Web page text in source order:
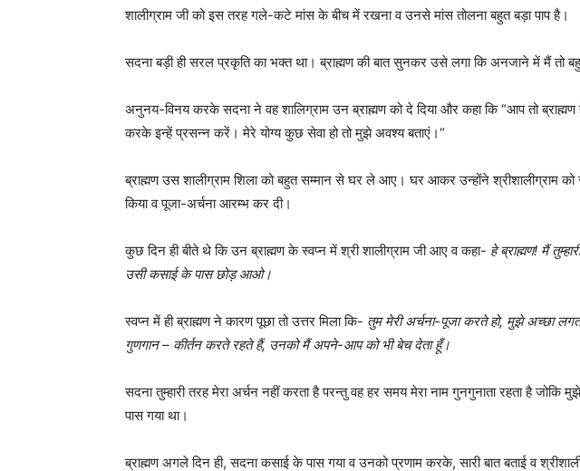
शालीग्राम जी को इस तरह गले-कटे मांस के बीच में रखना व उनसे मांस तोलना बहुत बड़ा पाप है।
सदना बड़ी ही सरल प्रकृति का भक्त था। ब्राह्मण की बात सुनकर उसे लगा कि अनजाने में मैं तो
अनुनय-विनय करके सदना ने वह शालिग्राम उन ब्राह्मण को दे दिया और कहा कि “आप तो ब्राह्मण
करके इन्हें प्रसन्न करें। मेरे योग्य कुछ सेवा हो तो मुझे अवश्य बताएं।“
ब्राह्मण उस शालीग्राम शिला को बहुत सम्मान से घर ले आए। घर आकर उन्होंने श्रीशालीग्राम
किया व पूजा-अर्चना आरम्भ कर दी।
कुछ दिन ही बीते थे कि उन ब्राह्मण के स्वप्न में श्री शालीग्राम जी आए व कहा- हे ब्राह्मण! मैं
उसी कसाई के पास छोड़ आओ।
स्वप्न में ही ब्राह्मण ने कारण पूछा तो उत्तर मिला कि- तुम मेरी अर्चना-पूजा करते हो, मुझे अच्छा
गुणगान – कीर्तन करते रहते हैं, उनको मैं अपने-आप को भी बेच देता हूँ।
सदना तुम्हारी तरह मेरा अर्चन नहीं करता है परन्तु वह हर समय मेरा नाम गुनगुनाता रहता है
पास गया था।
ब्राह्मण अगले दिन ही, सदना कसाई के पास गया व उनको प्रणाम करके, सारी बात बताई व